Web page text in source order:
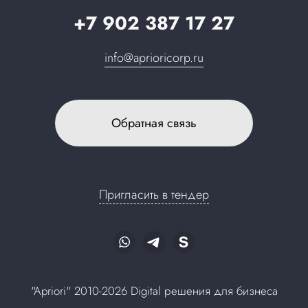
+7 902 387 17 27
info@aprioricorp.ru
Обратная связь
Пригласить в тендер
"Apriori" 2010-2026 Digital решения для бизнеса